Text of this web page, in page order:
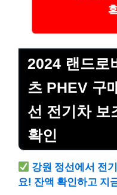
2024 랜드로
츠 PHEV 구
선 전기차 보
확인
강원 정선에서 전
요! 잔액 확인하고 지